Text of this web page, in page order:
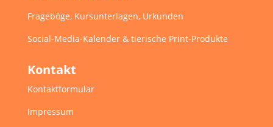
Frageböge, Kursunterlagen, Urkunden
Social-Media-Kalender & tierische Print-Produkte
Kontakt
Kontaktformular
Impressum